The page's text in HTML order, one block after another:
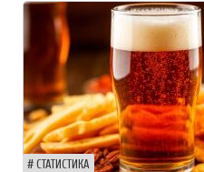
СТАТИСТИКА